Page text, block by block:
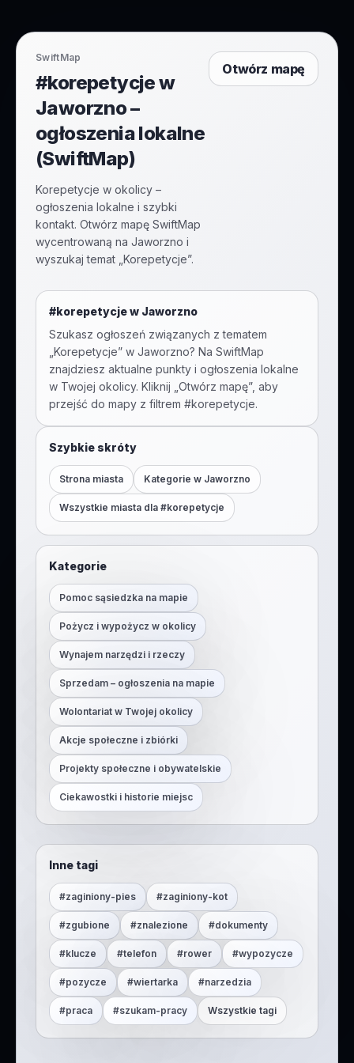
SwiftMap
#korepetycje w
Jaworzno –
ogłoszenia lokalne
(SwiftMap)
Korepetycje w okolicy –
ogłoszenia lokalne i szybki
kontakt. Otwórz mapę SwiftMap
wycentrowaną na Jaworzno i
wyszukaj temat „Korepetycje”.
Otwórz mapę
#korepetycjew Jaworzno
Szukasz ogłoszeń związanych z tematem
Korepetycje” w Jaworzno? Na SwiftMap
znajdziesz aktualne punkty i ogłoszenia lokalne
w Twojej okolicy. Kliknij „Otwórz mapę”, aby
przejść do mapy z filtrem #korepetycje.
Szybkie skróty
Strona miasta Kategorie w Jaworzno
Wszystkie miasta dla #korepetycje
Kategorie
Pomoc sąsiedzka na mapie
Pożycz i wypożycz w okolicy
Wynajem narzędzi i rzeczy
Sprzedam – ogłoszenia na mapie
Wolontariat w Twojej okolicy
Akcje społeczne i zbiórki
Projekty społeczne i obywatelskie
Ciekawostki i historie miejsc
Inne tagi
#zaginiony-pies #zaginiony-kot
#zgubione #znalezione #dokumenty
#klucze #telefon #rower #wypozycze
#pozycze #wiertarka #narzedzia
#praca #szukam-pracy Wszystkie tagi